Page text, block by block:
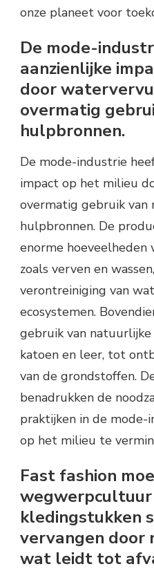
onze planeet voor
De mode-
aanzienlijke
door
overmatig
hulpbronnen.
De mode-industrie
impact op het milieu
overmatig gebruik van
hulpbronnen. De
enorme hoeveelheden
zoals verven en
verontreiniging van
ecosystemen.
gebruik van
katoen en leer, tot
van de grondstoffen.
benadrukken de
praktijken in de
op het milieu te
Fast fashion
wegwerpcultuur
kledingstukken
vervangen door
wat leidt tot